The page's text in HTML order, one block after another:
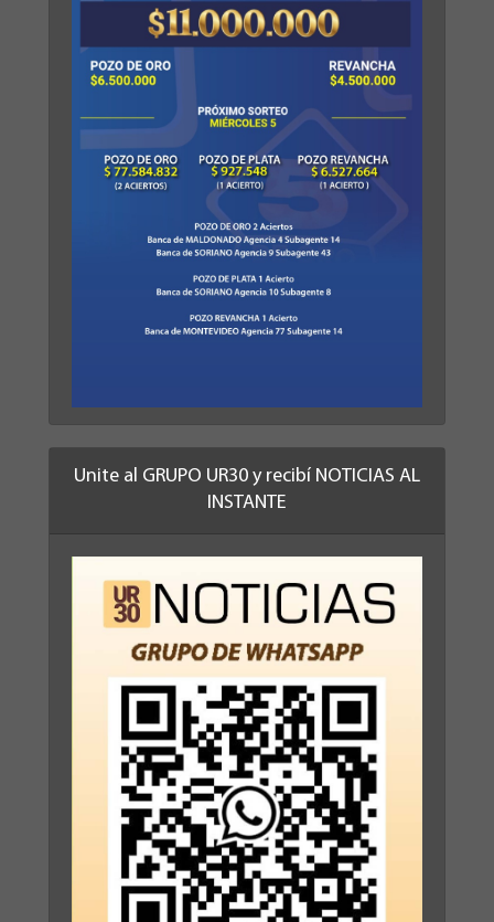
Unite al GRUPO UR30 y recibí NOTICIAS AL
INSTANTE